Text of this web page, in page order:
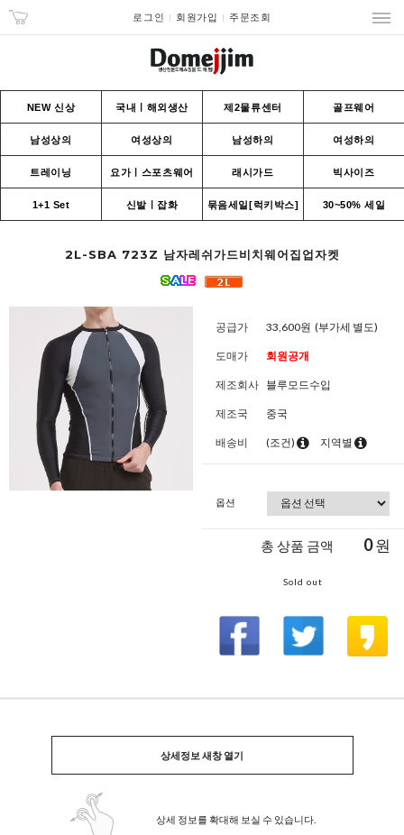
로그인 회원가입 주문조회
NEW 신상 국내ㅣ해외생산 제2물류센터 골프웨어
남성상의 여성상의 남성하의 여성하의
트레이닝 요가ㅣ스포츠웨어 래시가드 빅사이즈
1+1 Set 신발ㅣ잡화 묶음세일[럭키박스] 30~50% 세일
2L-SBA 723Z 남자레쉬가드비치웨어집업자켓
공급가 33,600원 (부가세 별도)
도매가 회원공개
제조회사 블루모드수입
제조국 중국
배송비 (조건) 지역별
옵션
총 상품 금액 0원
Sold out
상세정보 새창 열기
상세 정보를 확대해 보실 수 있습니다.